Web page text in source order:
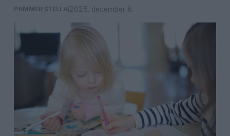
PAMMER STELLA|2025. december 8.